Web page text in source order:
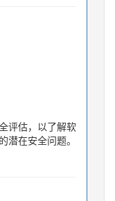
评估，以了解软
潜在安全问题。